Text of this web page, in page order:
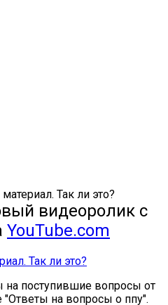
Так ли это?
видеоролик с
YouTube.com
Так ли это?
поступившие вопросы от
на вопросы о ппу".